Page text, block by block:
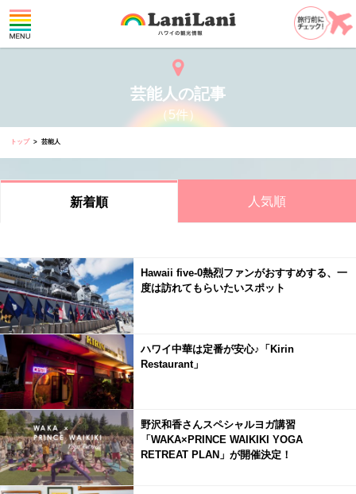
芸能人の記事
（5件）
トップ 芸能人
新着順 人気順
Hawaii five-0熱烈ファンがおすすめする、一
度は訪れてもらいたいスポット
ハワイ中華は定番が安心♪「Kirin
Restaurant」
野沢和香さんスペシャルヨガ講習
「WAKA×PRINCE WAIKIKI YOGA
RETREAT PLAN」が開催決定！